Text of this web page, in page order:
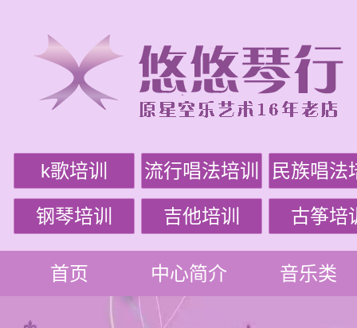
k歌培训 流行唱法培训 民族唱法
钢琴培训 吉他培训 古筝培
首页 中心简介 音乐类